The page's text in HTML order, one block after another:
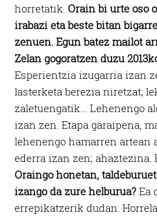
horretatik.Orain bi urte oso
irabazi eta beste bitan
zenuen. Egun batez mailot
Zelan gogoratzen duzu
Esperientzia izugarria izan
lasterketa berezia niretzat;
zaletuengatik… Lehenengo
izan zen. Etapa garaipena,
lehenengo hamarren artean
ederra izan zen; ahaztezina.
Oraingo honetan,
izango da zure helburua?Ea
errepikatzerik dudan.